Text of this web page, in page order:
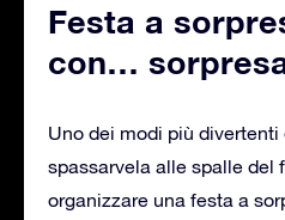
Festa a
con…
Uno dei modi più
spassarvela alle spalle del
organizzare una festa a